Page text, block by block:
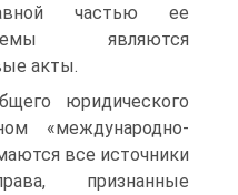
частью ее
являются
акты.
юридического
«международно-
все источники
признанные